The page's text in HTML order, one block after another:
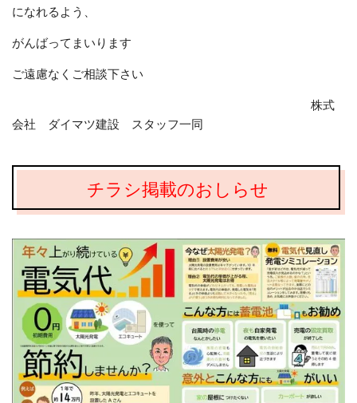
になれるよう、
がんばってまいります
ご遠慮なくご相談下さい
株式
会社 ダイマツ建設 スタッフ一同
チラシ掲載のおしらせ